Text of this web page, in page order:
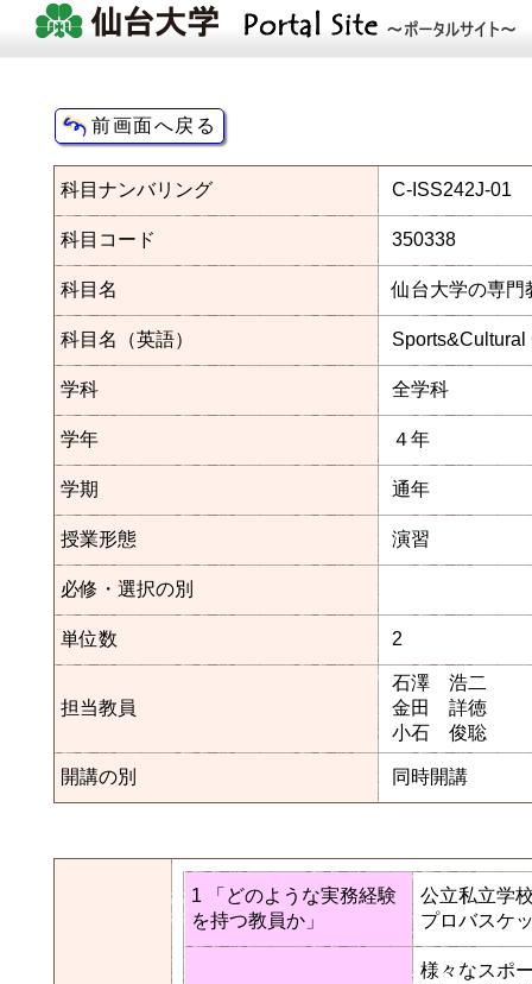
科目ナンバリング C-ISS242J-01
科目コード 350338
科目名 仙台大学の専
科目名（英語）
学科 全学科
学年 ４年
学期 通年
授業形態 演習
必修・選択の別
単位数 2
担当教員
石澤 浩二
金田 詳徳
小石 俊聡
開講の別 同時開講
1 「どのような実務経験
を持つ教員か」
公立私立学
プロバスケ
様々なスポ